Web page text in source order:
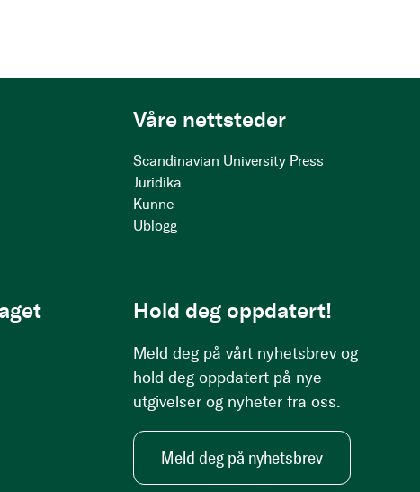
Våre nettsteder
Scandinavian University Press
Juridika
Kunne
Ublogg
Hold deg oppdatert!
Meld deg på vårt nyhetsbrev og
hold deg oppdatert på nye
utgivelser og nyheter fra oss.
Meld deg på nyhetsbrev